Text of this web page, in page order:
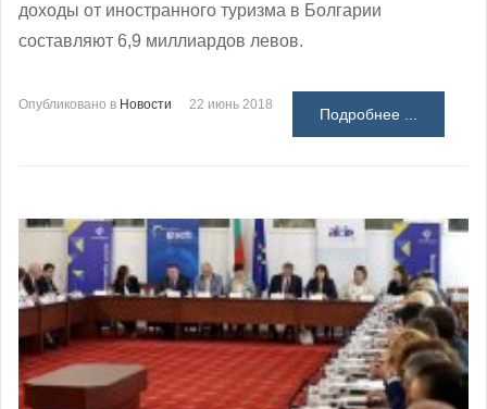
доходы от иностранного туризма в Болгарии
составляют 6,9 миллиардов левов.
Опубликовано в Новости 22 июнь 2018
Подробнее ...